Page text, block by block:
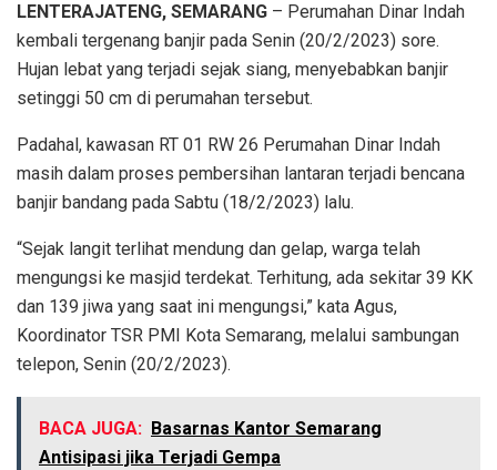
LENTERAJATENG, SEMARANG – Perumahan Dinar Indah
kembali tergenang banjir pada Senin (20/2/2023) sore.
Hujan lebat yang terjadi sejak siang, menyebabkan banjir
setinggi 50 cm di perumahan tersebut.
Padahal, kawasan RT 01 RW 26 Perumahan Dinar Indah
masih dalam proses pembersihan lantaran terjadi bencana
banjir bandang pada Sabtu (18/2/2023) lalu.
“Sejak langit terlihat mendung dan gelap, warga telah
mengungsi ke masjid terdekat. Terhitung, ada sekitar 39 KK
dan 139 jiwa yang saat ini mengungsi,” kata Agus,
Koordinator TSR PMI Kota Semarang, melalui sambungan
telepon, Senin (20/2/2023).
BACA JUGA: Basarnas Kantor Semarang
Antisipasi jika Terjadi Gempa